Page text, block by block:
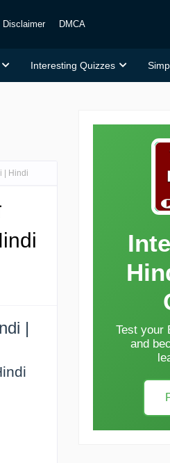
Disclaimer DMCA
Interesting Quizzes
| Hindi
|
Test your
and